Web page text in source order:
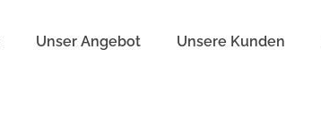
Unser Angebot Unsere Kunden